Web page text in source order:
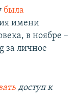
была
имени
в ноябре –
за личное
доступ к